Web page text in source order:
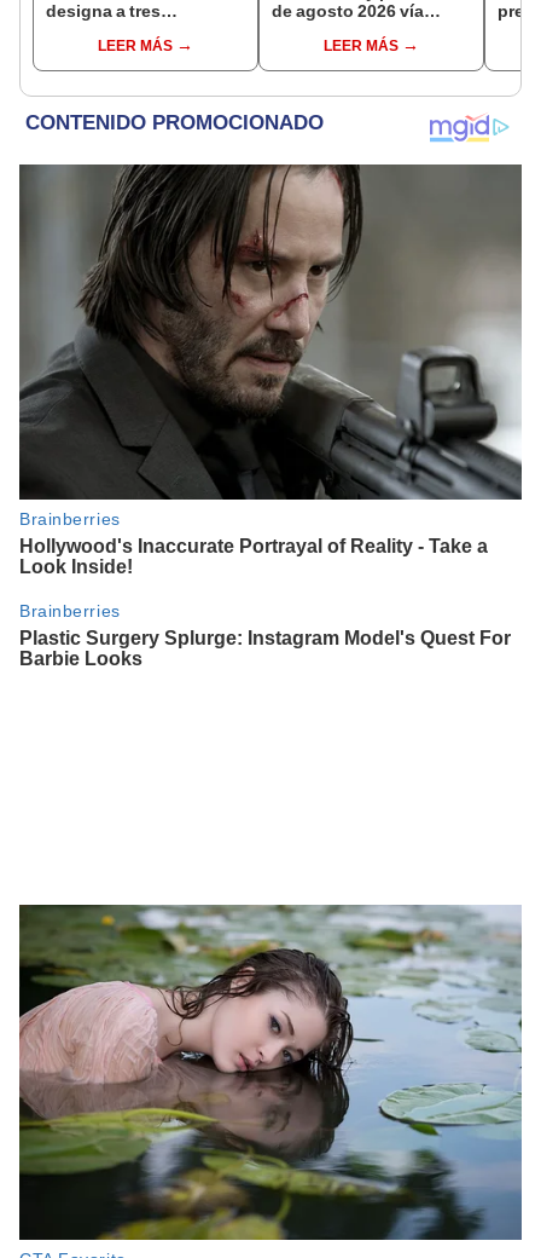
designa a tres
EjecutivoLEER MÁS
de agosto 2026 vía
conoce las fechas de
depósito
LEER MÁS